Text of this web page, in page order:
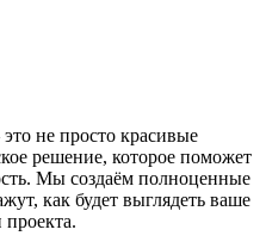
не просто красивые
решение, которое поможет
Мы создаём полноценные
как будет выглядеть ваше
проекта.